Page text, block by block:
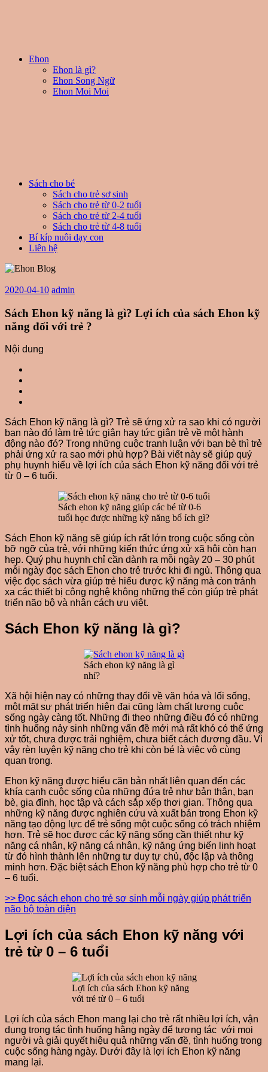
Ehon
Ehon là gì?
Ehon Song Ngữ
Ehon Moi Moi
Sách cho bé
Sách cho trẻ sơ sinh
Sách cho trẻ từ 0-2 tuổi
Sách cho trẻ từ 2-4 tuổi
Sách cho trẻ từ 4-8 tuổi
Bí kíp nuôi dạy con
Liên hệ
2020-04-10 admin
Sách Ehon kỹ năng là gì? Lợi ích của sách Ehon kỹ
năng đối với trẻ ?
Nội dung
Sách Ehon kỹ năng là gì? Trẻ sẽ ứng xử ra sao khi có người
bạn nào đó làm trẻ tức giận hay tức giận trẻ về một hành
động nào đó? Trong những cuộc tranh luận với bạn bè thì trẻ
phải ứng xử ra sao mới phù hợp? Bài viết này sẽ giúp quý
phụ huynh hiểu về lợi ích của sách Ehon kỹ năng đối với trẻ
từ 0 – 6 tuổi.
Sách ehon kỹ năng giúp các bé từ 0-6
tuổi học được những kỹ năng bổ ích gì?
Sách Ehon kỹ năng sẽ giúp ích rất lớn trong cuộc sống còn
bỡ ngỡ của trẻ, với những kiến thức ứng xử xã hội còn hạn
hẹp. Quý phụ huynh chỉ cần dành ra mỗi ngày 20 – 30 phút
mỗi ngày đọc sách Ehon cho trẻ trước khi đi ngủ. Thông qua
việc đọc sách vừa giúp trẻ hiểu được kỹ năng mà con tránh
xa các thiết bị công nghệ không những thế còn giúp trẻ phát
triển não bộ và nhân cách ưu việt.
Sách Ehon kỹ năng là gì?
Sách ehon kỹ năng là gì
nhỉ?
Xã hội hiện nay có những thay đổi về văn hóa và lối sống,
một mặt sự phát triển hiện đại cũng làm chất lượng cuộc
sống ngày càng tốt. Những đi theo những điều đó có những
tình huống nảy sinh những vấn đề mới mà rất khó có thể ứng
xử tốt, chưa được trải nghiệm, chưa biết cách đương đầu. Vì
vậy rèn luyện kỹ năng cho trẻ khi còn bé là việc vô cùng
quan trọng.
Ehon kỹ năng được hiểu căn bản nhất liên quan đến các
khía cạnh cuộc sống của những đứa trẻ như bản thân, bạn
bè, gia đình, học tập và cách sắp xếp thơi gian. Thông qua
những kỹ năng được nghiên cứu và xuất bản trong Ehon kỹ
năng tạo động lực để trẻ sống một cuộc sống có trách nhiệm
hơn. Trẻ sẽ học được các kỹ năng sống cần thiết như kỹ
năng cá nhân, kỹ năng cá nhân, kỹ năng ứng biến linh hoạt
từ đó hình thành lên những tư duy tự chủ, độc lập và thông
minh hơn. Đặc biệt sách Ehon kỹ năng phù hợp cho trẻ từ 0
– 6 tuổi.
>> Đọc sách ehon cho trẻ sơ sinh mỗi ngày giúp phát triển
não bộ toàn diện
Lợi ích của sách Ehon kỹ năng với
trẻ từ 0 – 6 tuổi
Lợi ích của sách Ehon kỹ năng
với trẻ từ 0 – 6 tuổi
Lợi ích của sách Ehon mang lại cho trẻ rất nhiều lợi ích, vận
dụng trong tác tình huống hằng ngày để tương tác với mọi
người và giải quyết hiệu quả những vấn đề, tình huống trong
cuộc sống hàng ngày. Dưới đây là lợi ích Ehon kỹ năng
mang lại.